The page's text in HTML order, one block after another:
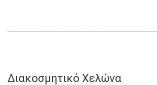
Διακοσμητικό Χελώνα